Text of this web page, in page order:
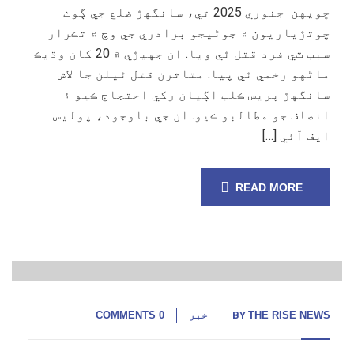
ڇويهن جنوري 2025 تي، سانگهڙ ضلع جي ڳوٺ
چوتڙياريون ۾ جوڻيجو برادري جي وچ ۾ تڪرار
سبب ٽي فرد قتل ٿي ويا. ان جهيڙي ۾ 20 کان وڌيڪ
ماڻهو زخمي ٿي پيا. متاثرن قتل ٿيلن جا لاش
سانگهڙ پريس ڪلب اڳيان رکي احتجاج ڪيو ۽
انصاف جو مطالبو ڪيو. ان جي باوجود، پوليس
ايف آئي […]
READ MORE
29
BY THE RISE NEWS خبر 0 COMMENTS